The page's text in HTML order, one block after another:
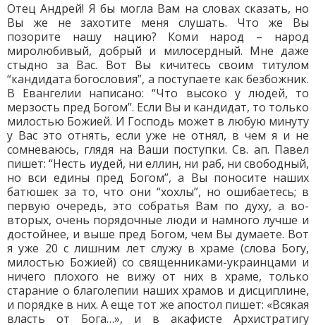
Отец Андрей! Я бы могла Вам на словах сказать, но
Вы же не захотите меня слушать. Что же Вы
позорите нашу нацию? Коми народ – народ
миролюбивый, добрый и милосердный. Мне даже
стыдно за Вас. Вот Вы кичитесь своим титулом
“кандидата богословия”, а поступаете как безбожник.
В Евангелии написано: “Что высоко у людей, то
мерзость пред Богом”. Если Вы и кандидат, то только
милостью Божией. И Господь может в любую минуту
у Вас это отнять, если уже не отнял, в чем я и не
сомневаюсь, глядя на Ваши поступки. Св. ап. Павел
пишет: “Несть иудей, ни еллин, ни раб, ни свободный,
но вси едины пред Богом”, а Вы поносите наших
батюшек за то, что они “хохлы”, но ошибаетесь; в
первую очередь, это собратья Вам по духу, а во-
вторых, очень порядочные люди и намного лучше и
достойнее, и выше пред Богом, чем Вы думаете. Вот
я уже 20 с лишним лет служу в храме (слова Богу,
милостью Божией) со священниками-украинцами и
ничего плохого не вижу от них в храме, только
старание о благолепии наших храмов и дисциплине,
и порядке в них. А еще тот же апостол пишет: «Всякая
власть от Бога…», и в акафисте Архистратигу